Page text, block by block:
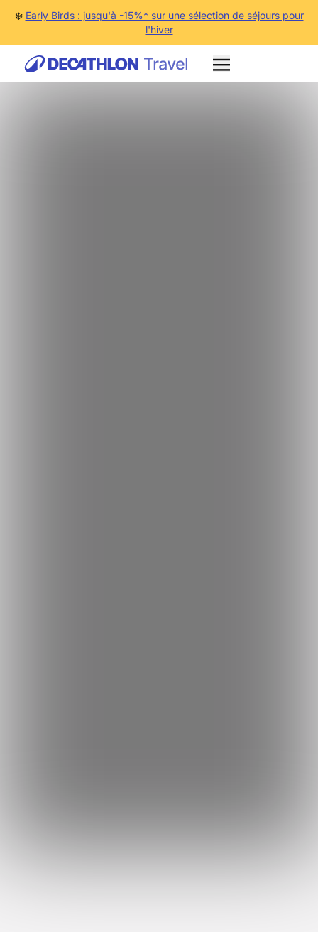
❄️ Early Birds : jusqu'à -15%* sur une sélection de séjours pour
l'hiver